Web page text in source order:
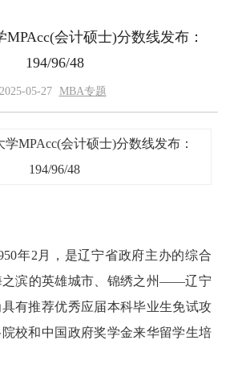
MPAcc(会计硕士)分数线发布：
194/96/48
2025-05-27 MBA专题
年2月，是辽宁省政府主办的综合
之滨的英雄城市、锦绣之州——辽宁
有推荐优秀应届本科毕业生免试攻
校和中国政府奖学金来华留学生培